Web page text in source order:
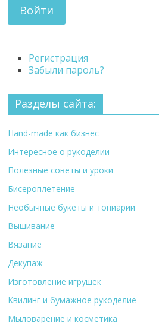
Войти
Регистрация
Забыли пароль?
Разделы сайта:
Hand-made как бизнес
Интересное о рукоделии
Полезные советы и уроки
Бисероплетение
Необычные букеты и топиарии
Вышивание
Вязание
Декупаж
Изготовление игрушек
Квилинг и бумажное рукоделие
Мыловарение и косметика